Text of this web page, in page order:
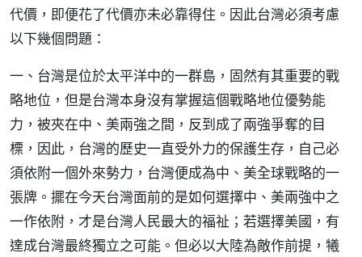
代價，即便花了代價亦未必靠得住。因此台灣必須考慮
以下幾個問題：
一、台灣是位於太平洋中的一群島，固然有其重要的戰
略地位，但是台灣本身沒有掌握這個戰略地位優勢能
力，被夾在中、美兩強之間，反到成了兩強爭奪的目
標，因此，台灣的歷史一直受外力的保護生存，自己必
須依附一個外來勢力，台灣便成為中、美全球戰略的一
張牌。擺在今天台灣面前的是如何選擇中、美兩強中之
一作依附，才是台灣人民最大的福祉；若選擇美國，有
達成台灣最終獨立之可能。但必以大陸為敵作前提，犧